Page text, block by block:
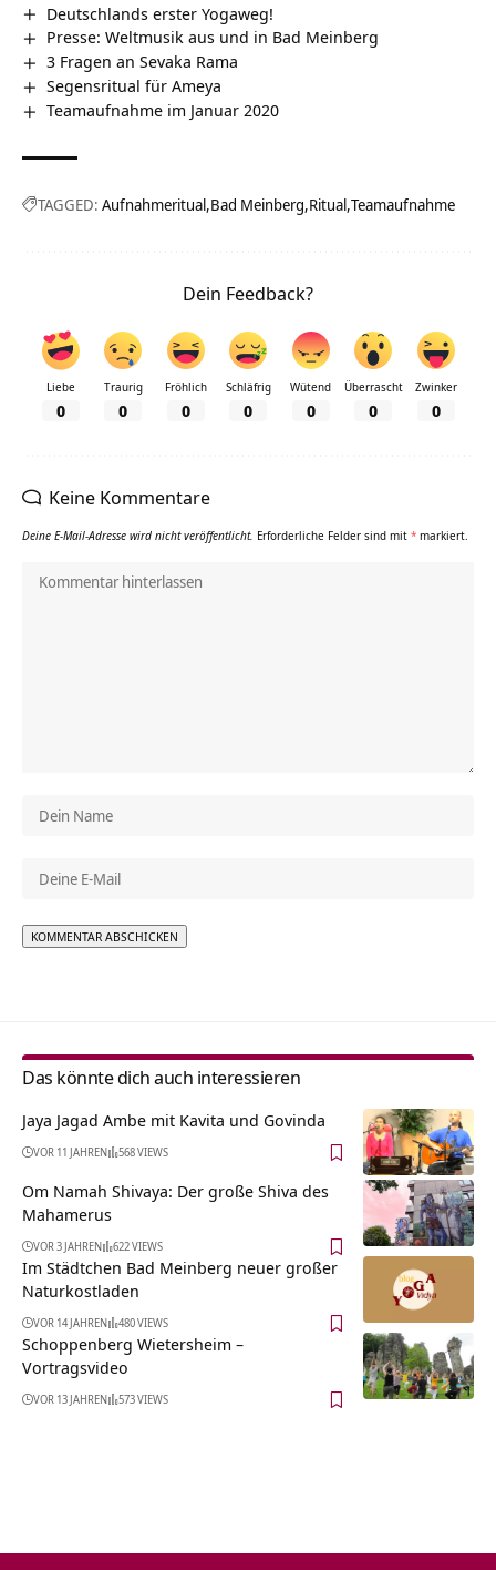
Deutschlands erster Yogaweg!
Presse: Weltmusik aus und in Bad Meinberg
3 Fragen an Sevaka Rama
Segensritual für Ameya
Teamaufnahme im Januar 2020
TAGGED: Aufnahmeritual Bad Meinberg Ritual Teamaufnahme
Dein Feedback?
Liebe
0
Traurig
0
Fröhlich
0
Schläfrig
0
Wütend
0
Überrascht
0
Zwinker
0
Keine Kommentare
Deine E-Mail-Adresse wird nicht veröffentlicht. Erforderliche Felder sind mit * markiert.
Das könnte dich auch interessieren
Jaya Jagad Ambe mit Kavita und Govinda
VOR 11 JAHREN 568 VIEWS
Om Namah Shivaya: Der große Shiva des
Mahamerus
VOR 3 JAHREN 622 VIEWS
Im Städtchen Bad Meinberg neuer großer
Naturkostladen
VOR 14 JAHREN 480 VIEWS
Schoppenberg Wietersheim‏‎ –
Vortragsvideo
VOR 13 JAHREN 573 VIEWS